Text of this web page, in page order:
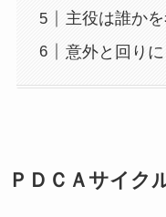
主役は誰か
意外と回り
ＰＤＣＡサイク